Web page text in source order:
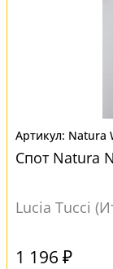
Natura
Спот Natura
Lucia Tucci
1 196 ₽